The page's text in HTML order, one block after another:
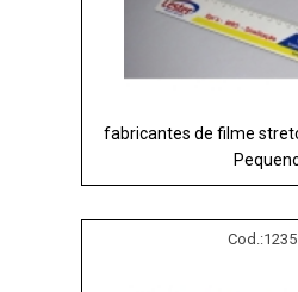
fabricantes de filme
Cod.:1235